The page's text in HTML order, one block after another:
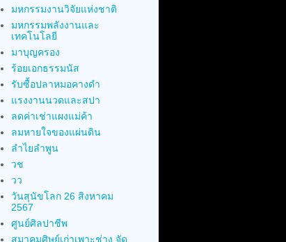
มหกรรมงานวิจัยแห่งชาติ
มหกรรมพลังงานและ
เทคโนโลยี
มาบุญครอง
ร้อยเอกธรรมนัส
รับซื้อปลาหมอคางดำ
แรงงานนวดและสปา
ลดค่าเช่าแผงแม่ค้า
ลมหายใจของแผ่นดิน
ลำไยลำพูน
วช
วว
วันสุนัขโลก 26 สิงหาคม
2567
ศูนย์ศิลปาชีพ
สมาคมศิษย์เก่าเพาะช่าง จัด